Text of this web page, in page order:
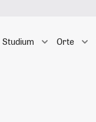
Studium Orte